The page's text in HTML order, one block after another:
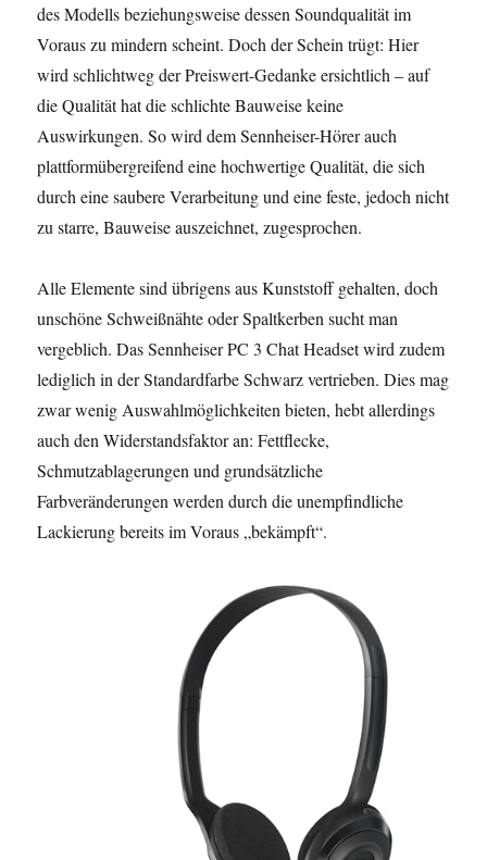
des Modells beziehungsweise dessen Soundqualität im
Voraus zu mindern scheint. Doch der Schein trügt: Hier
wird schlichtweg der Preiswert-Gedanke ersichtlich – auf
die Qualität hat die schlichte Bauweise keine
Auswirkungen. So wird dem Sennheiser-Hörer auch
plattformübergreifend eine hochwertige Qualität, die sich
durch eine saubere Verarbeitung und eine feste, jedoch nicht
zu starre, Bauweise auszeichnet, zugesprochen.
Alle Elemente sind übrigens aus Kunststoff gehalten, doch
unschöne Schweißnähte oder Spaltkerben sucht man
vergeblich. Das Sennheiser PC 3 Chat Headset wird zudem
lediglich in der Standardfarbe Schwarz vertrieben. Dies mag
zwar wenig Auswahlmöglichkeiten bieten, hebt allerdings
auch den Widerstandsfaktor an: Fettflecke,
Schmutzablagerungen und grundsätzliche
Farbveränderungen werden durch die unempfindliche
Lackierung bereits im Voraus „bekämpft“.